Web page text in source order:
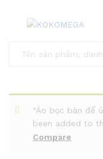
Compare
“Áo bọc bàn để
been added to